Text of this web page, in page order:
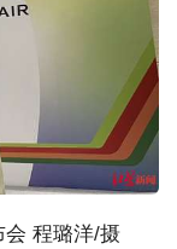
会 程璐洋/摄